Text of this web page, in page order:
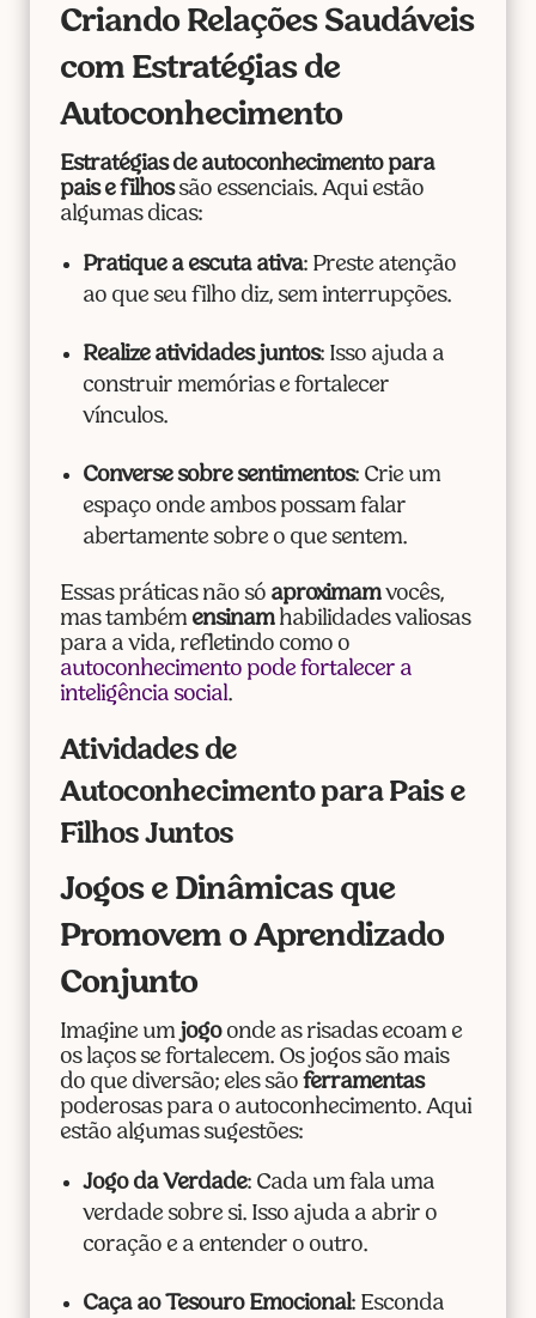
Criando Relações Saudáveis
com Estratégias de
Autoconhecimento
Estratégias de autoconhecimento para
pais e filhossão essenciais. Aqui estão
algumas dicas:
Pratique a escuta ativa: Preste atenção
ao que seu filho diz, sem interrupções.
Realize atividades juntos: Isso ajuda a
construir memórias e fortalecer
vínculos.
Converse sobre sentimentos: Crie um
espaço onde ambos possam falar
abertamente sobre o que sentem.
Essas práticas não só aproximamvocês,
mas também ensinamhabilidades valiosas
para a vida, refletindo como o
autoconhecimento pode fortalecer a
inteligência social.
Atividades de
Autoconhecimento para Pais e
Filhos Juntos
Jogos e Dinâmicas que
Promovem o Aprendizado
Conjunto
Imagine um jogoonde as risadas ecoam e
os laços se fortalecem. Os jogos são mais
do que diversão; eles são ferramentas
poderosas para o autoconhecimento. Aqui
estão algumas sugestões:
Jogo da Verdade: Cada um fala uma
verdade sobre si. Isso ajuda a abrir o
coração e a entender o outro.
Caça ao Tesouro Emocional: Esconda